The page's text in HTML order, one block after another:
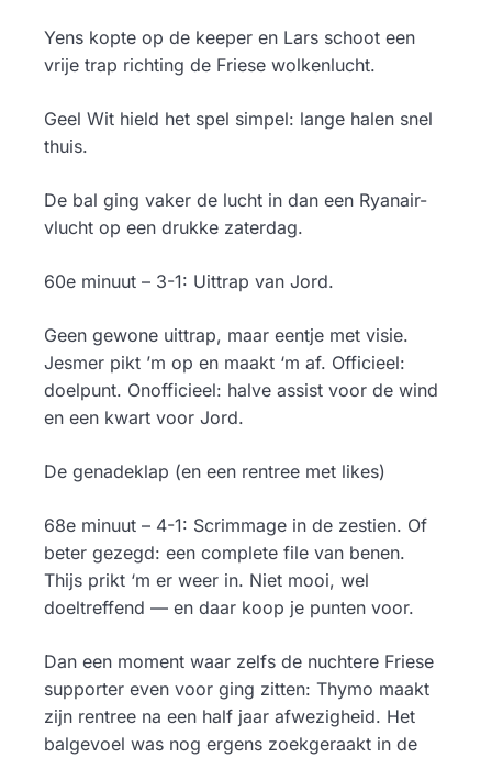
Yens kopte op de keeper en Lars schoot een
vrije trap richting de Friese wolkenlucht.
Geel Wit hield het spel simpel: lange halen snel
thuis.
De bal ging vaker de lucht in dan een Ryanair-
vlucht op een drukke zaterdag.
60e minuut – 3-1: Uittrap van Jord.
Geen gewone uittrap, maar eentje met visie.
Jesmer pikt ’m op en maakt ‘m af. Officieel:
doelpunt. Onofficieel: halve assist voor de wind
en een kwart voor Jord.
De genadeklap (en een rentree met likes)
68e minuut – 4-1: Scrimmage in de zestien. Of
beter gezegd: een complete file van benen.
Thijs prikt ‘m er weer in. Niet mooi, wel
doeltreffend — en daar koop je punten voor.
Dan een moment waar zelfs de nuchtere Friese
supporter even voor ging zitten: Thymo maakt
zijn rentree na een half jaar afwezigheid. Het
balgevoel was nog ergens zoekgeraakt in de